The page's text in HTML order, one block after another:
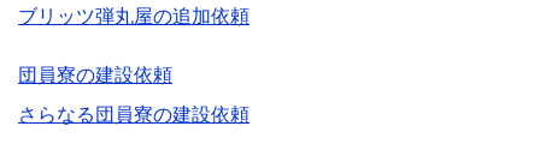
ブリッツ弾丸屋の追加依頼
団員寮の建設依頼
さらなる団員寮の建設依頼